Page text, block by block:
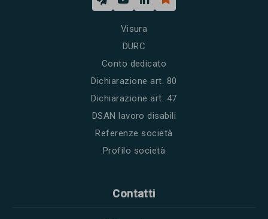
Visura
DURC
Conto dedicato
Dichiarazione art. 80
Dichiarazione art. 47
DSAN lavoro disabili
Referenze società
Profilo società
Contatti